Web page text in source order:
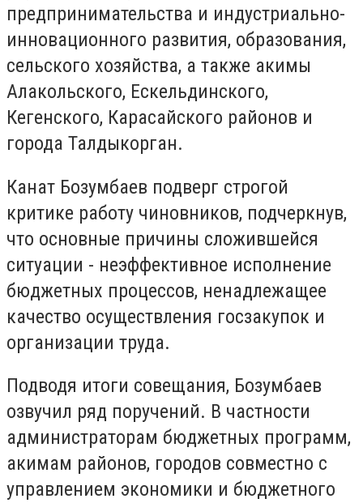
предпринимательства и индустриально-
инновационного развития, образования,
сельского хозяйства, а также акимы
Алакольского, Ескельдинского,
Кегенского, Карасайского районов и
города Талдыкорган.
Канат Бозумбаев подверг строгой
критике работу чиновников, подчеркнув,
что основные причины сложившейся
ситуации - неэффективное исполнение
бюджетных процессов, ненадлежащее
качество осуществления госзакупок и
организации труда.
Подводя итоги совещания, Бозумбаев
озвучил ряд поручений. В частности
администраторам бюджетных программ,
акимам районов, городов совместно с
управлением экономики и бюджетного